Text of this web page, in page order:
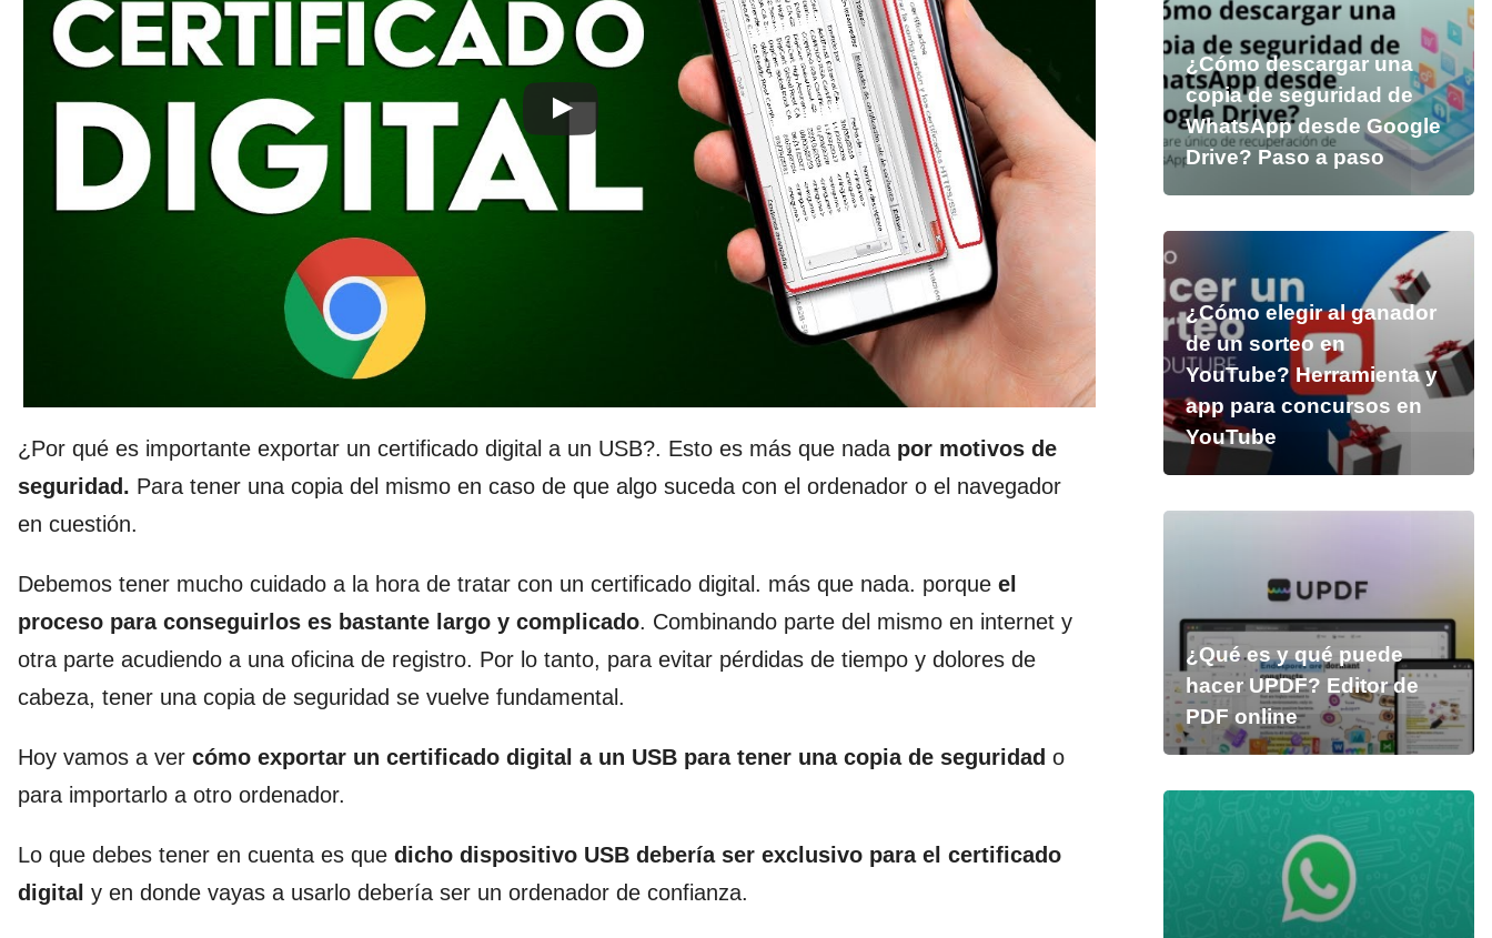
¿Por qué es importante exportar un certificado digital a un USB?. Esto es más que nada por motivos de
seguridad. Para tener una copia del mismo en caso de que algo suceda con el ordenador o el navegador
en cuestión.
Debemos tener mucho cuidado a la hora de tratar con un certificado digital. más que nada. porque el
proceso para conseguirlos es bastante largo y complicado. Combinando parte del mismo en internet y
otra parte acudiendo a una oficina de registro. Por lo tanto, para evitar pérdidas de tiempo y dolores de
cabeza, tener una copia de seguridad se vuelve fundamental.
Hoy vamos a ver cómo exportar un certificado digital a un USB para tener una copia de seguridad o
para importarlo a otro ordenador.
Lo que debes tener en cuenta es que dicho dispositivo USB debería ser exclusivo para el certificado
digital y en donde vayas a usarlo debería ser un ordenador de confianza.
¿Cómo descargar una
copia de seguridad de
WhatsApp desde Google
Drive? Paso a paso
¿Cómo elegir al ganador
de un sorteo en
YouTube? Herramienta y
app para concursos en
YouTube
¿Qué es y qué puede
hacer UPDF? Editor de
PDF online